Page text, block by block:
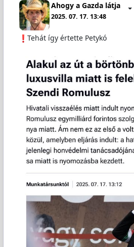
Ahogy a Gazda látja
2025. 07. 17. 13:48
️Tehát így értette Petykó